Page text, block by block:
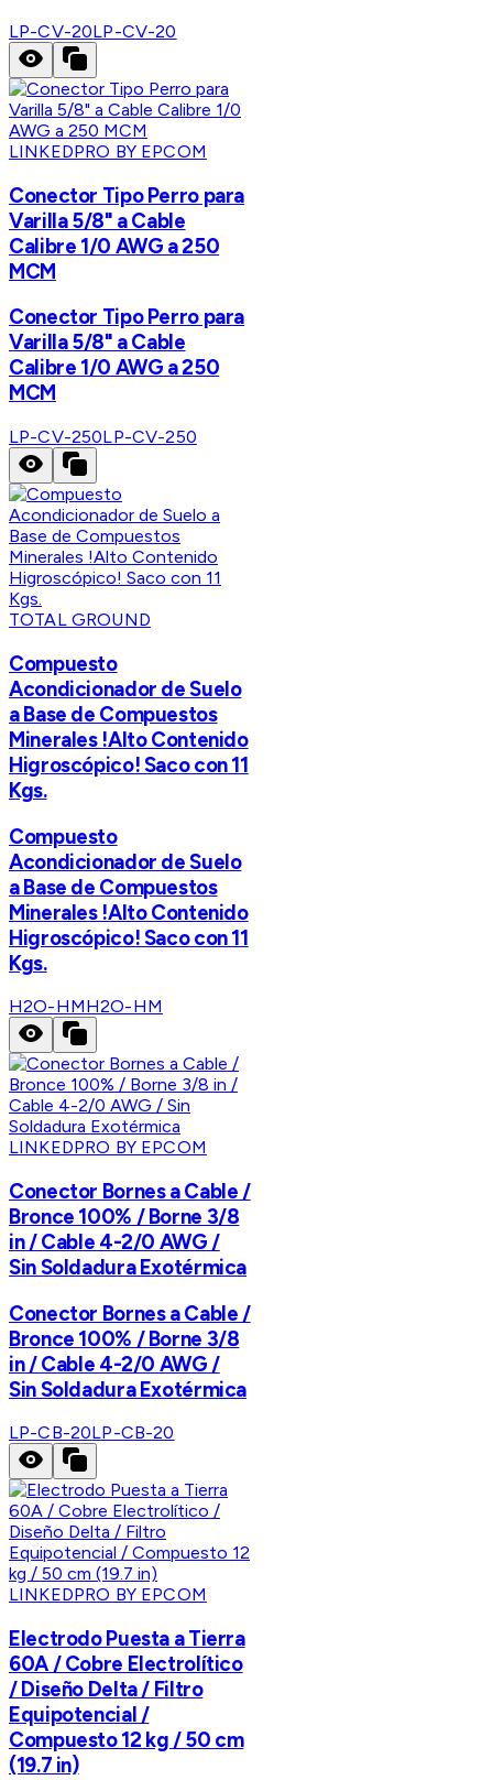
LP-CV-20LP-CV-20
LINKEDPRO BY EPCOM
Conector Tipo Perro para
Varilla 5/8" a Cable
Calibre 1/0 AWG a 250
MCM
Conector Tipo Perro para
Varilla 5/8" a Cable
Calibre 1/0 AWG a 250
MCM
LP-CV-250LP-CV-250
TOTAL GROUND
Compuesto
Acondicionador de Suelo
a Base de Compuestos
Minerales !Alto Contenido
Higroscópico! Saco con 11
Kgs.
Compuesto
Acondicionador de Suelo
a Base de Compuestos
Minerales !Alto Contenido
Higroscópico! Saco con 11
Kgs.
H2O-HMH2O-HM
LINKEDPRO BY EPCOM
Conector Bornes a Cable /
Bronce 100% / Borne 3/8
in / Cable 4-2/0 AWG /
Sin Soldadura Exotérmica
Conector Bornes a Cable /
Bronce 100% / Borne 3/8
in / Cable 4-2/0 AWG /
Sin Soldadura Exotérmica
LP-CB-20LP-CB-20
LINKEDPRO BY EPCOM
Electrodo Puesta a Tierra
60A / Cobre Electrolítico
/ Diseño Delta / Filtro
Equipotencial /
Compuesto 12 kg / 50 cm
(19.7 in)